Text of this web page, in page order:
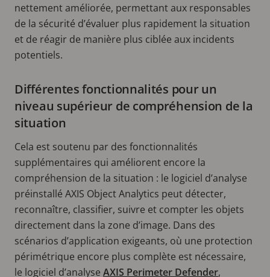
nettement améliorée, permettant aux responsables
de la sécurité d’évaluer plus rapidement la situation
et de réagir de manière plus ciblée aux incidents
potentiels.
Différentes fonctionnalités pour un
niveau supérieur de compréhension de la
situation
Cela est soutenu par des fonctionnalités
supplémentaires qui améliorent encore la
compréhension de la situation : le logiciel d’analyse
préinstallé AXIS Object Analytics peut détecter,
reconnaître, classifier, suivre et compter les objets
directement dans la zone d’image. Dans des
scénarios d’application exigeants, où une protection
périmétrique encore plus complète est nécessaire,
le logiciel d’analyse AXIS Perimeter Defender,